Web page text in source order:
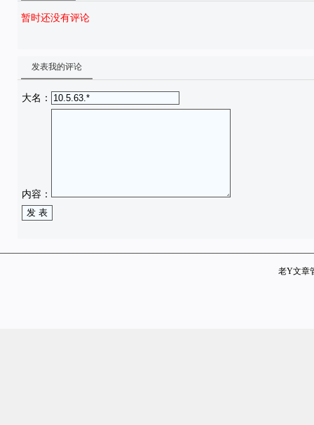
暂时还没有评论
发表我的评论
大名：
内容：
老Y文章